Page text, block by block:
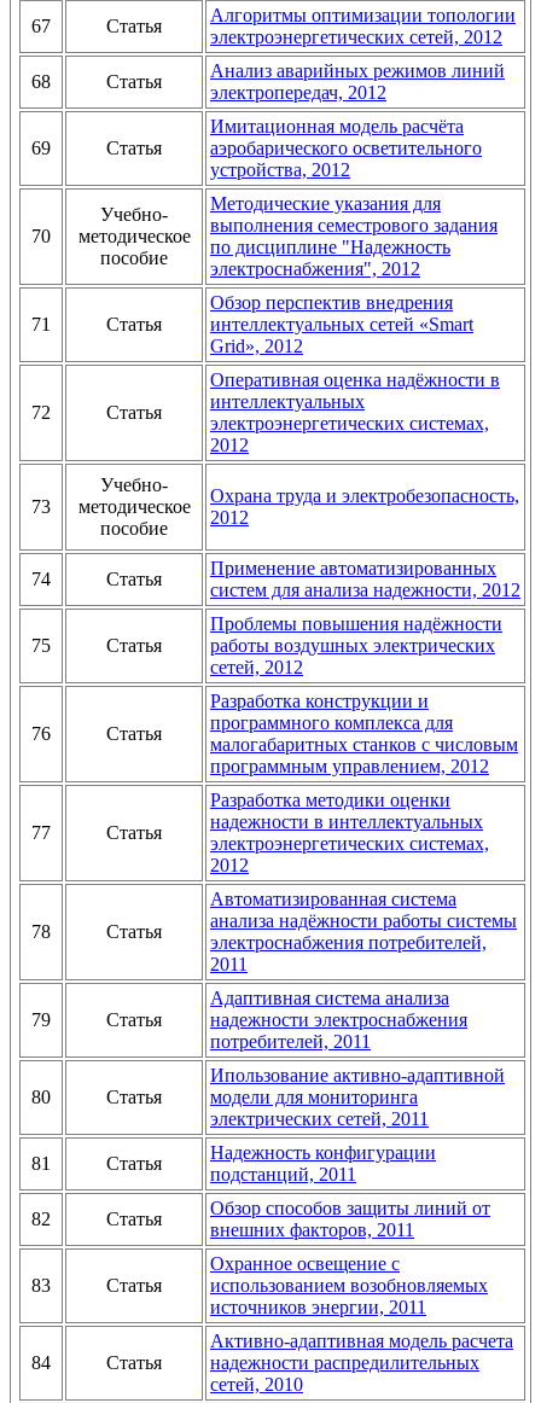
67 Статья
Алгоритмы оптимизации топологии
электроэнергетических сетей, 2012
68 Статья
Анализ аварийных режимов линий
электропередач, 2012
69 Статья
Имитационная модель расчёта
аэробарического осветительного
устройства, 2012
70
Учебно-
методическое
пособие
Методические указания для
выполнения семестрового задания
по дисциплине "Надежность
электроснабжения", 2012
71 Статья
Обзор перспектив внедрения
интеллектуальных сетей «Smart
Grid», 2012
72 Статья
Оперативная оценка надёжности в
интеллектуальных
электроэнергетических системах,
2012
73
Учебно-
методическое
пособие
Охрана труда и электробезопасность,
2012
74 Статья
Применение автоматизированных
систем для анализа надежности, 2012
75 Статья
Проблемы повышения надёжности
работы воздушных электрических
сетей, 2012
76 Статья
Разработка конструкции и
программного комплекса для
малогабаритных станков с числовым
программным управлением, 2012
77 Статья
Разработка методики оценки
надежности в интеллектуальных
электроэнергетических системах,
2012
78 Статья
Автоматизированная система
анализа надёжности работы системы
электроснабжения потребителей,
2011
79 Статья
Адаптивная система анализа
надежности электроснабжения
потребителей, 2011
80 Статья
Ипользование активно-адаптивной
модели для мониторинга
электрических сетей, 2011
81 Статья
Надежность конфигурации
подстанций, 2011
82 Статья
Обзор способов защиты линий от
внешних факторов, 2011
83 Статья
Охранное освещение с
использованием возобновляемых
источников энергии, 2011
84 Статья
Активно-адаптивная модель расчета
надежности распредилительных
сетей, 2010